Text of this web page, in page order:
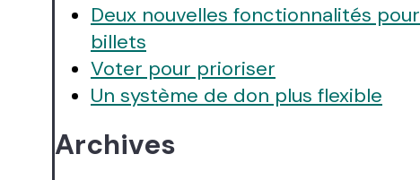
Deux nouvelles fonctionnalités
billets
Voter pour prioriser
Un système de don plus flexible
Archives